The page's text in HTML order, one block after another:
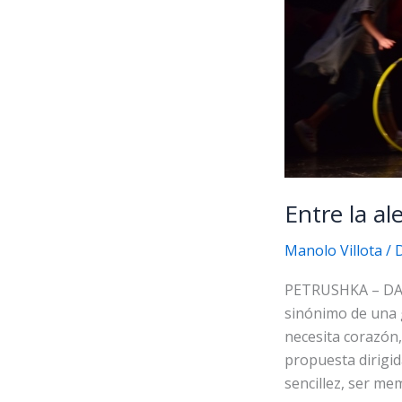
Entre la
Manolo Villota /
PETRUSHKA –
sinónimo de una
necesita
propuesta
sencillez, ser